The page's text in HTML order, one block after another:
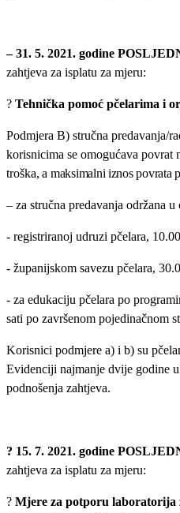
– 31. 5. 2021. godine
zahtjeva za isplatu za mjeru:
? Tehnička pomoć pčelarima i
Podmjera B) stručna predavanja/
korisnicima se omogućava
troška, a maksimalni iznos povrata
– za stručna predavanja održana
- registriranoj udruzi pčelara,
- županijskom savezu pčelara,
- za edukaciju pčelara po
sati po završenom pojedinačnom
Korisnici podmjere a) i b) su
Evidenciji najmanje dvije godine
podnošenja zahtjeva.
? 15. 7. 2021. godine
zahtjeva za isplatu za mjeru:
? Mjere za potporu laboratorija